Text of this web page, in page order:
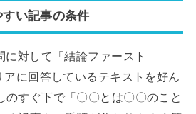
い記事の条件
対して「結論ファースト
アに回答しているテキストを好ん
のすぐ下で「〇〇とは〇〇のこと